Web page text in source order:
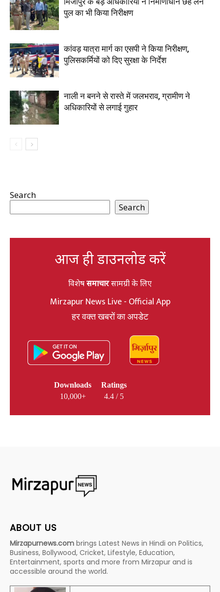
पुल का भी किया निरीक्षण
कांवड़ यात्रा मार्ग का एसपी ने किया निरीक्षण,
पुलिसकर्मियों को दिए सुरक्षा के निर्देश
नाली न बनने से रास्ते में जलभराव, ग्रामीण ने
अधिकारियों से लगाई गुहार
Search
Search
आज ही डाउनलोड करें
विशेषसमाचारसामग्री के लिए
Mirzapur News Live - Official App
हर वक्त खबरों का अपडेट
Downloads
10,000+
Ratings
4.4 / 5
ABOUT US
Mirzapurnews.com brings Latest News in Hindi on Politics,
Business, Bollywood, Cricket, Lifestyle, Education,
Entertainment, sports and more from Mirzapur and is
accessible around the world.